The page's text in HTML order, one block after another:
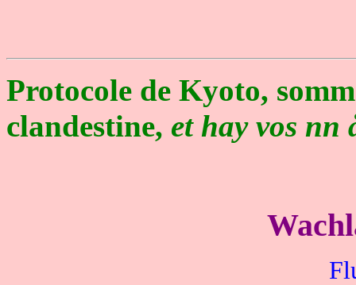
Protocole de Kyoto,
clandestine, et hay vos nn